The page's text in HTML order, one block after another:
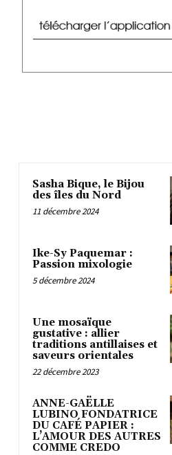
Sasha Bique, le Bijou
des îles du Nord
11 décembre 2024
Ike-Sy Paquemar :
Passion mixologie
5 décembre 2024
Une mosaïque
gustative : allier
traditions antillaises et
saveurs orientales
22 décembre 2023
ANNE-GAËLLE
LUBINO FONDATRICE
DU CAFÉ PAPIER :
L’AMOUR DES AUTRES
COMME CREDO